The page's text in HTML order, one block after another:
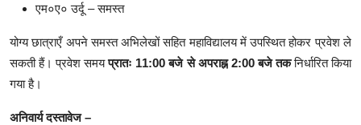
एम०ए० उर्दू – समस्त
योग्य छात्राएँ अपने समस्त अभिलेखों सहित महाविद्यालय में उपस्थित होकर प्रवेश ले
सकती हैं। प्रवेश समयप्रातः 11:00 बजे से अपराह्न 2:00 बजे तकनिर्धारित किया
गया है।
अनिवार्य दस्तावेज –